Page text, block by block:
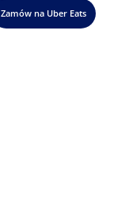
Zamów na Uber Eats